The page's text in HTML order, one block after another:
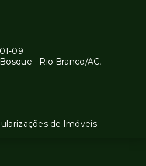
09
- Rio Branco/AC,
de Imóveis